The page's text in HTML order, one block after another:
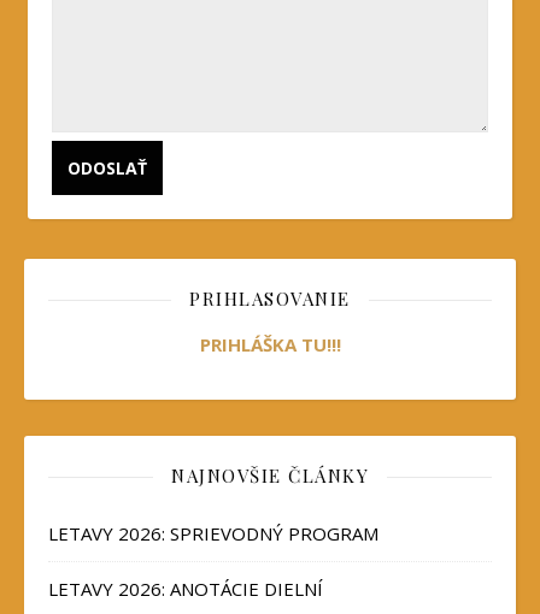
PRIHLASOVANIE
PRIHLÁŠKA TU!!!
NAJNOVŠIE ČLÁNKY
LETAVY 2026: SPRIEVODNÝ PROGRAM
LETAVY 2026: ANOTÁCIE DIELNÍ